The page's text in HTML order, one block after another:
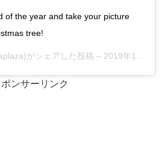
of the year and take your picture
tree!
がシェアした投稿 – 2019年12月月15日午後11時10分PST
ポンサーリンク